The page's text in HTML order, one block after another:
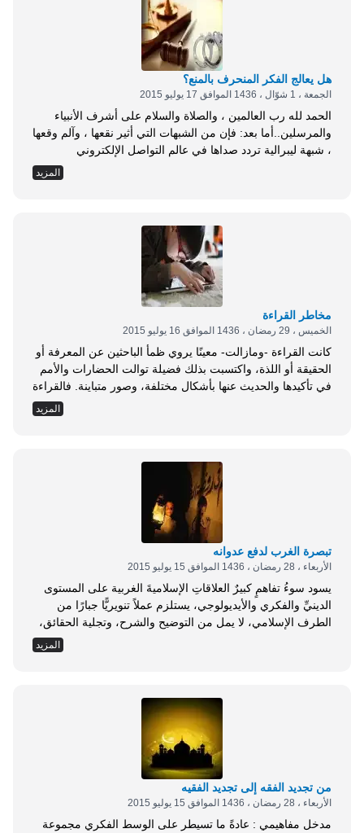
هل يعالج الفكر المنحرف بالمنع؟
الجمعة ، 1 شوّال ، 1436 الموافق 17 يوليو 2015
الحمد لله رب العالمين ، والصلاة والسلام على أشرف الأنبياء
والمرسلين..أما بعد: فإن من الشبهات التي أثير نقعها ، وآلم وقعها
، شبهة ليبرالية تردد صداها في عالم التواصل الإلكتروني
والصحف الورقية والقنوات الفضائية ، جاءت شبهتهم بصيغ مختلفة
، فتارة يقولون:الفكر لا يعالج إلا بالفكر ، وتارة يقال:لماذا نخاف
المزيد
مخاطر القراءة
الخميس ، 29 رمضان ، 1436 الموافق 16 يوليو 2015
كانت القراءة -ومازالت- معينًا يروي ظمأ الباحثين عن المعرفة أو
الحقيقة أو اللذة، واكتسبت بذلك فضيلة توالت الحضارات والأمم
في تأكيدها والحديث عنها بأشكال مختلفة، وصور متباينة. فالقراءة
إذن -بلا شك- فضيلة أممية، وهذا ما أغرى الكثيرين باعتبارها
فضيلة مطلقة! ولعل الدهشة تعلو وجه كل من يسمع الحديث
المزيد
تبصرة الغرب لدفع عدوانه
الأربعاء ، 28 رمضان ، 1436 الموافق 15 يوليو 2015
يسود سوءُ تفاهمٍ كبيرٌ العلاقاتِ الإسلاميةَ الغربية على المستوى
الدينيِّ والفكري والأيديولوجي، يستلزم عملاً تنويريًّا جبارًا من
الطرف الإسلامي، لا يمل من التوضيح والشرح، وتجلية الحقائق،
ودحض الشبهات، في سعي متواصل جاد لإعادة طرح الإسلام -المزيد
من تجديد الفقه إلى تجديد الفقيه
الأربعاء ، 28 رمضان ، 1436 الموافق 15 يوليو 2015
مدخل مفاهيمي : عادةً ما تسيطر على الوسط الفكري مجموعة